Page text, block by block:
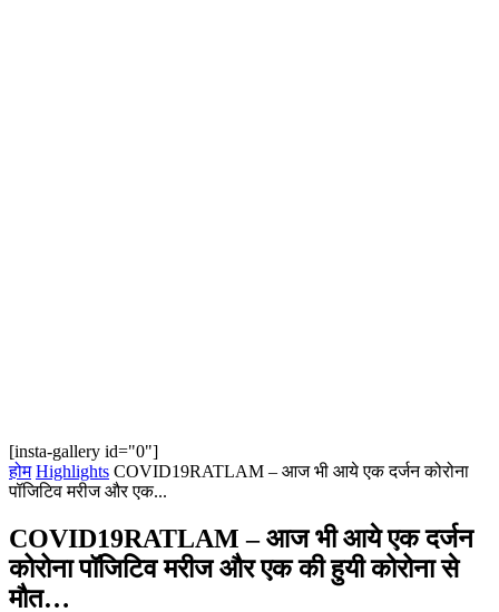
[insta-gallery id="0"]
होम Highlights COVID19RATLAM – आज भी आये एक दर्जन कोरोना
पॉजिटिव मरीज और एक...
COVID19RATLAM – आज भी आये एक दर्जन
कोरोना पॉजिटिव मरीज और एक की हुयी कोरोना से
मौत…